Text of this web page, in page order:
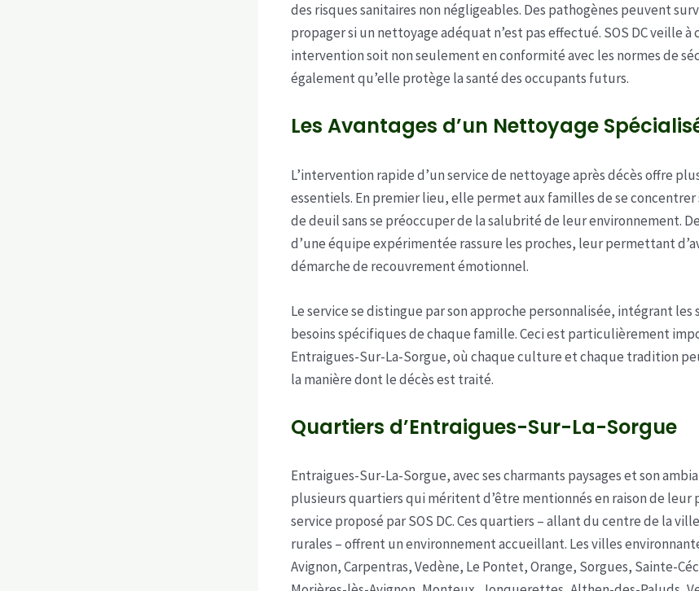
des risques sanitaires non négligeables. Des pathogènes peuvent
propager si un nettoyage adéquat n’est pas effectué. SOS DC veille à
intervention soit non seulement en conformité avec les normes de
également qu’elle protège la santé des occupants futurs.
Les Avantages d’un Nettoyage
L’intervention rapide d’un service de nettoyage après décès offre
essentiels. En premier lieu, elle permet aux familles de se concentrer
de deuil sans se préoccuper de la salubrité de leur environnement.
d’une équipe expérimentée rassure les proches, leur permettant
démarche de recouvrement émotionnel.
Le service se distingue par son approche personnalisée, intégrant les
besoins spécifiques de chaque famille. Ceci est particulièrement
Entraigues-Sur-La-Sorgue, où chaque culture et chaque tradition
la manière dont le décès est traité.
Quartiers d’Entraigues-Sur-La-Sorgue
Entraigues-Sur-La-Sorgue, avec ses charmants paysages et son
plusieurs quartiers qui méritent d’être mentionnés en raison de leur
service proposé par SOS DC. Ces quartiers – allant du centre de la
rurales – offrent un environnement accueillant. Les villes
Avignon, Carpentras, Vedène, Le Pontet, Orange, Sorgues, Sainte-